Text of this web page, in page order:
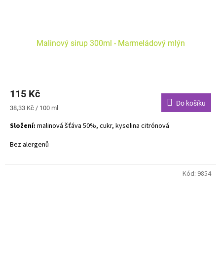
Malinový sirup 300ml - Marmeládový mlýn
115 Kč
Měrná
38,33 Kč / 100 ml
Do košíku
Složení: malinová šťáva 50%, cukr, kyselina citrónová
Bez alergenů
Kód: 9854